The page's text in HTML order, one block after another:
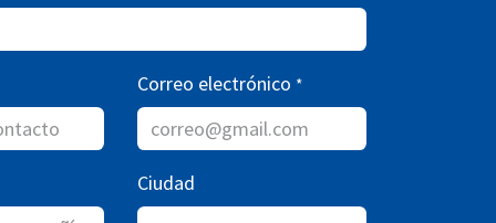
Correo electrónico *
Ciudad